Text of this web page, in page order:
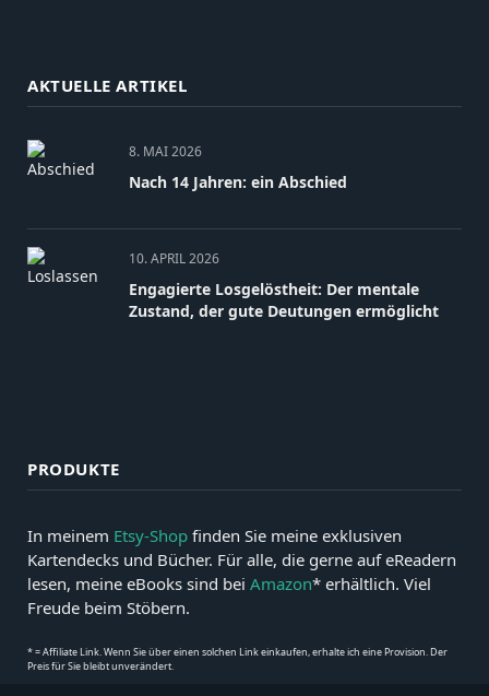
AKTUELLE ARTIKEL
8. MAI 2026
Nach 14 Jahren: ein Abschied
10. APRIL 2026
Engagierte Losgelöstheit: Der mentale
Zustand, der gute Deutungen ermöglicht
PRODUKTE
In meinem Etsy-Shop finden Sie meine exklusiven
Kartendecks und Bücher. Für alle, die gerne auf eReadern
lesen, meine eBooks sind bei Amazon* erhältlich. Viel
Freude beim Stöbern.
* = Affiliate Link. Wenn Sie über einen solchen Link einkaufen, erhalte ich eine Provision. Der
Preis für Sie bleibt unverändert.